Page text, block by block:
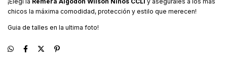
chicos la máxima comodidad, protección y estilo que merecen!
Guia de talles en la ultima foto!